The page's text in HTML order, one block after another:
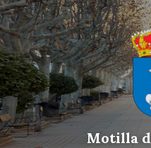
Skip
to
content
Saltar
a
la
navegación
principal
Saltar
a
pie
de
página
Motilla